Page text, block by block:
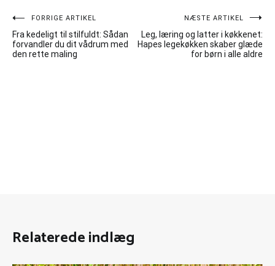
Indlægsnavigation
FORRIGE ARTIKEL
Fra kedeligt til stilfuldt: Sådan
forvandler du dit vådrum med
den rette maling
NÆSTE ARTIKEL
Leg, læring og latter i køkkenet:
Hapes legekøkken skaber glæde
for børn i alle aldre
Relaterede indlæg